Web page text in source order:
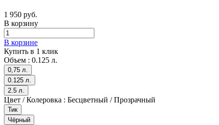
1 950 руб.
В корзину
В корзине
Купить в 1 клик
Объем : 0.125 л.
0,75 л.
0.125 л.
2.5 л.
Цвет / Колеровка : Бесцветный / Прозрачный
Тик
Чёрный